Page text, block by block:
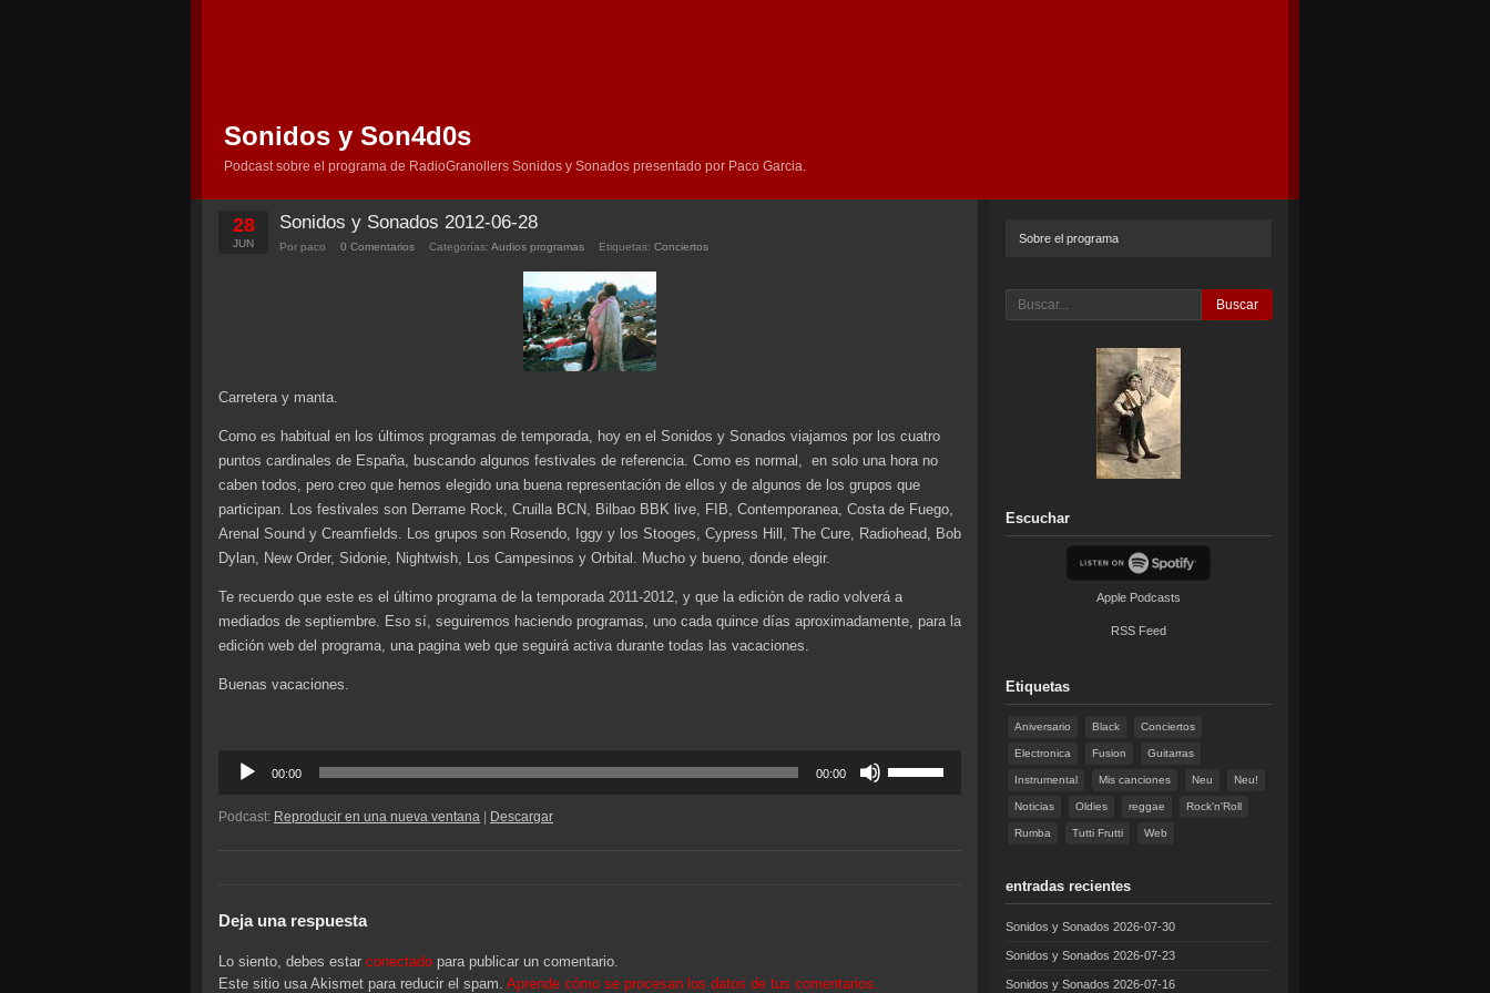
Sonidos y Son4d0s
Podcast sobre el programa de RadioGranollers Sonidos y Sonados presentado por Paco Garcia.
28
JUN
Sonidos y Sonados 2012-06-28
Por paco 0 Comentarios Categorías: Audios programas Etiquetas: Conciertos
Carretera y manta.
Como es habitual en los últimos programas de temporada, hoy en el Sonidos y Sonados viajamos por los cuatro
puntos cardinales de España, buscando algunos festivales de referencia. Como es normal, en solo una hora no
caben todos, pero creo que hemos elegido una buena representación de ellos y de algunos de los grupos que
participan. Los festivales son Derrame Rock, Cruilla BCN, Bilbao BBK live, FIB, Contemporanea, Costa de Fuego,
Arenal Sound y Creamfields. Los grupos son Rosendo, Iggy y los Stooges, Cypress Hill, The Cure, Radiohead, Bob
Dylan, New Order, Sidonie, Nightwish, Los Campesinos y Orbital. Mucho y bueno, donde elegir.
Te recuerdo que este es el último programa de la temporada 2011-2012, y que la edición de radio volverá a
mediados de septiembre. Eso sí, seguiremos haciendo programas, uno cada quince días aproximadamente, para la
edición web del programa, una pagina web que seguirá activa durante todas las vacaciones.
Buenas vacaciones.
Reproductor
audio
00:00 00:00
Podcast: Reproducir en una nueva ventana | Descargar
Deja una respuesta
Lo siento, debes estar conectado para publicar un comentario.
Este sitio usa Akismet para reducir el spam. Aprende cómo se procesan los datos de tus comentarios.
Sobre el programa
Buscar
Escuchar
Apple Podcasts
RSS Feed
Etiquetas
Aniversario Black Conciertos
Electronica Fusion Guitarras
Instrumental Mis canciones Neu Neu!
Noticias Oldies reggae Rock'n'Roll
Rumba Tutti Frutti Web
entradas recientes
Sonidos y Sonados 2026-07-30
Sonidos y Sonados 2026-07-23
Sonidos y Sonados 2026-07-16